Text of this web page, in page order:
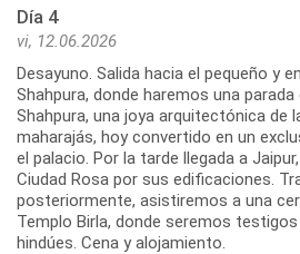
Día 4
vi, 12.06.2026
Desayuno. Salida hacia el pequeño y
Shahpura, donde haremos una parada
Shahpura, una joya arquitectónica de
maharajás, hoy convertido en un
el palacio. Por la tarde llegada a
Ciudad Rosa por sus edificaciones.
posteriormente, asistiremos a una
Templo Birla, donde seremos
hindúes. Cena y alojamiento.